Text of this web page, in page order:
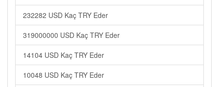
232282 USD Kaç TRY Eder
319000000 USD Kaç TRY Eder
14104 USD Kaç TRY Eder
10048 USD Kaç TRY Eder